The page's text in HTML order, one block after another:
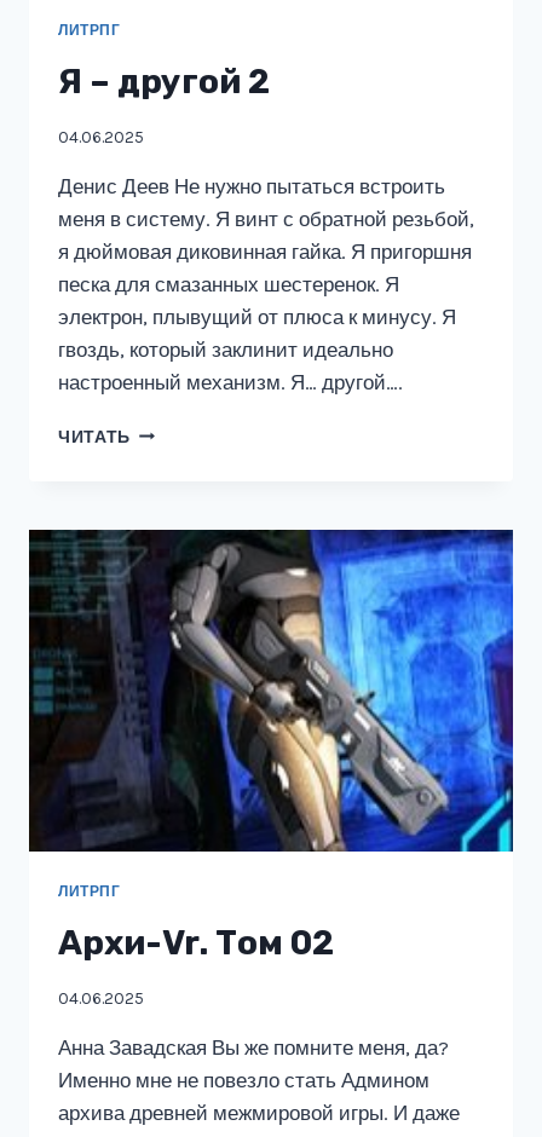
ЛИТРПГ
Я – другой 2
04.06.2025
Денис Деев Не нужно пытаться встроить
меня в систему. Я винт с обратной резьбой,
я дюймовая диковинная гайка. Я пригоршня
песка для смазанных шестеренок. Я
электрон, плывущий от плюса к минусу. Я
гвоздь, который заклинит идеально
настроенный механизм. Я… другой….
ЧИТАТЬ Я
ЛИТРПГ
Архи-Vr. Том 02
04.06.2025
Анна Завадская Вы же помните меня, да?
Именно мне не повезло стать Админом
архива древней межмировой игры. И даже